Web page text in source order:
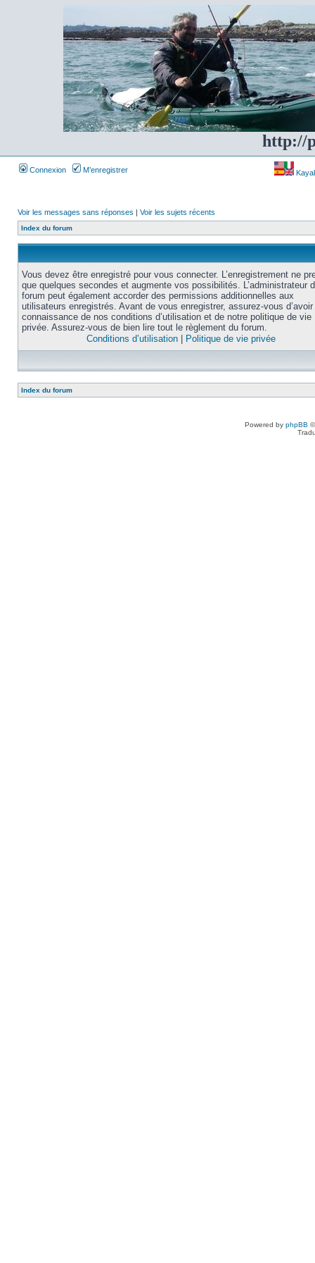
http://
Connexion M’enregistrer
Voir les messages sans réponses | Voir les sujets récents
Index du forum
Vous devez être enregistré pour vous connecter. L’enregistrement ne
que quelques secondes et augmente vos possibilités. L’administrateur
forum peut également accorder des permissions additionnelles aux
utilisateurs enregistrés. Avant de vous enregistrer, assurez-vous
connaissance de nos conditions d’utilisation et de notre politique de vie
privée. Assurez-vous de bien lire tout le règlement du forum.
Conditions d’utilisation
Politique de vie privée
Index du forum
Powered by phpBB